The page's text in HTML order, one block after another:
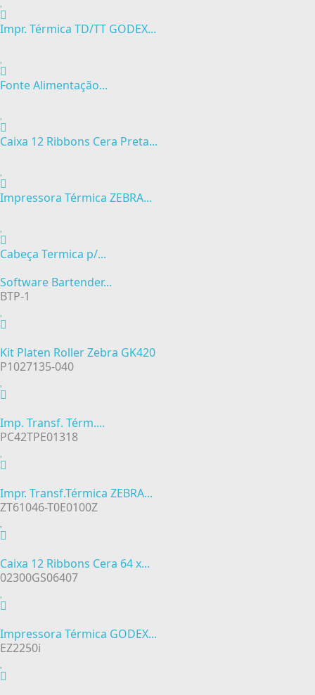
Impr. Térmica TD/TT GODEX...
Fonte Alimentação...
Caixa 12 Ribbons Cera Preta...
Impressora Térmica ZEBRA...
Cabeça Termica p/...
Software Bartender...
BTP-1
Kit Platen Roller Zebra GK420
P1027135-040
Imp. Transf. Térm....
PC42TPE01318
Impr. Transf.Térmica ZEBRA...
ZT61046-T0E0100Z
Caixa 12 Ribbons Cera 64 x...
02300GS06407
Impressora Térmica GODEX...
EZ2250i